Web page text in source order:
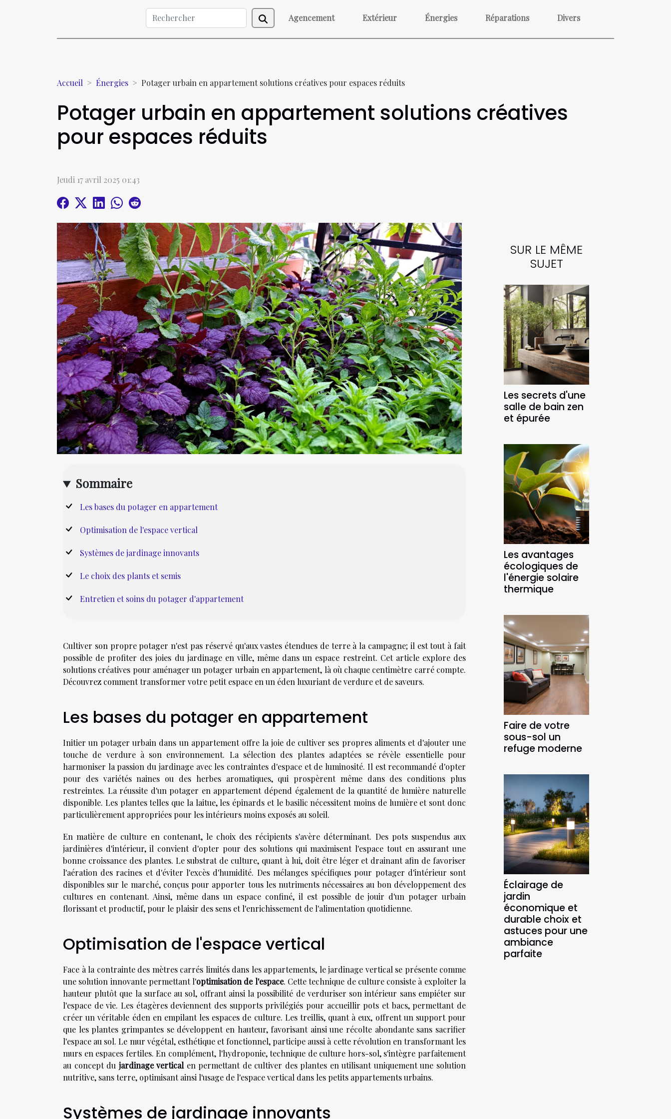
Agencement Extérieur Énergies Réparations Divers
Accueil Énergies Potager urbain en appartement solutions créatives pour espaces réduits
Potager urbain en appartement solutions créatives
pour espaces réduits
Jeudi 17 avril 2025 01:43
Sommaire
Les bases du potager en appartement
Optimisation de l'espace vertical
Systèmes de jardinage innovants
Le choix des plants et semis
Entretien et soins du potager d'appartement
Cultiver son propre potager n'est pas réservé qu'aux vastes étendues de terre à la campagne; il est tout à fait
possible de profiter des joies du jardinage en ville, même dans un espace restreint. Cet article explore des
solutions créatives pour aménager un potager urbain en appartement, là où chaque centimètre carré compte.
Découvrez comment transformer votre petit espace en un éden luxuriant de verdure et de saveurs.
Les bases du potager en appartement
Initier un potager urbain dans un appartement offre la joie de cultiver ses propres aliments et d'ajouter une
touche de verdure à son environnement. La sélection des plantes adaptées se révèle essentielle pour
harmoniser la passion du jardinage avec les contraintes d'espace et de luminosité. Il est recommandé d'opter
pour des variétés naines ou des herbes aromatiques, qui prospèrent même dans des conditions plus
restreintes. La réussite d'un potager en appartement dépend également de la quantité de lumière naturelle
disponible. Les plantes telles que la laitue, les épinards et le basilic nécessitent moins de lumière et sont donc
particulièrement appropriées pour les intérieurs moins exposés au soleil.
En matière de culture en contenant, le choix des récipients s'avère déterminant. Des pots suspendus aux
jardinières d'intérieur, il convient d'opter pour des solutions qui maximisent l'espace tout en assurant une
bonne croissance des plantes. Le substrat de culture, quant à lui, doit être léger et drainant afin de favoriser
l'aération des racines et d'éviter l'excès d'humidité. Des mélanges spécifiques pour potager d'intérieur sont
disponibles sur le marché, conçus pour apporter tous les nutriments nécessaires au bon développement des
cultures en contenant. Ainsi, même dans un espace confiné, il est possible de jouir d'un potager urbain
florissant et productif, pour le plaisir des sens et l'enrichissement de l'alimentation quotidienne.
Optimisation de l'espace vertical
Face à la contrainte des mètres carrés limités dans les appartements, le jardinage vertical se présente comme
une solution innovante permettant l'optimisation de l'espace. Cette technique de culture consiste à exploiter la
hauteur plutôt que la surface au sol, offrant ainsi la possibilité de verduriser son intérieur sans empiéter sur
l'espace de vie. Les étagères deviennent des supports privilégiés pour accueillir pots et bacs, permettant de
créer un véritable éden en empilant les espaces de culture. Les treillis, quant à eux, offrent un support pour
que les plantes grimpantes se développent en hauteur, favorisant ainsi une récolte abondante sans sacrifier
l'espace au sol. Le mur végétal, esthétique et fonctionnel, participe aussi à cette révolution en transformant les
murs en espaces fertiles. En complément, l'hydroponie, technique de culture hors-sol, s'intègre parfaitement
au concept du jardinage verticalen permettant de cultiver des plantes en utilisant uniquement une solution
nutritive, sans terre, optimisant ainsi l'usage de l'espace vertical dans les petits appartements urbains.
Systèmes de jardinage innovants
SUR LE MÊME
SUJET
Les secrets d'une
salle de bain zen
et épurée
Les avantages
écologiques de
l'énergie solaire
thermique
Faire de votre
sous-sol un
refuge moderne
Éclairage de
jardin
économique et
durable choix et
astuces pour une
ambiance
parfaite